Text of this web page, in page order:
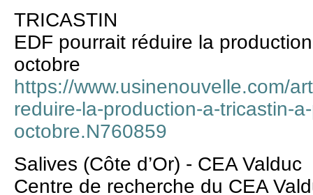
TRICASTIN
EDF pourrait réduire la
octobre
https://www.usinenouvelle.com/
reduire-la-production-a-tricastin-
octobre.N760859
Salives (Côte d’Or) - CEA Valduc
Centre de recherche du CEA